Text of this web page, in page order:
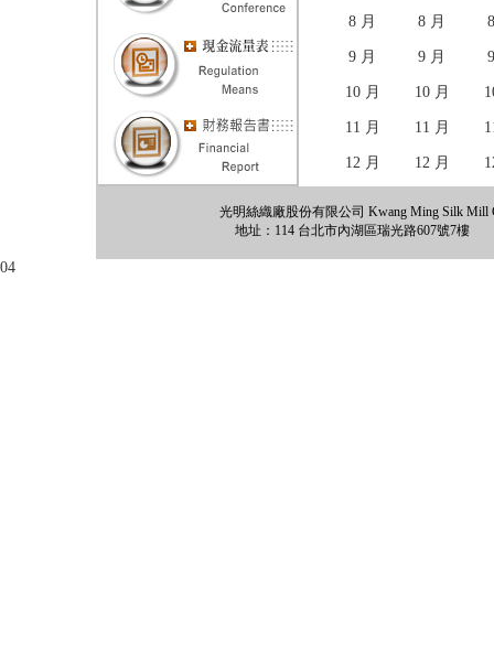
8 月 8 月
9 月 9 月
10 月 10 月
11 月 11 月
12 月 12 月
光明絲織廠股份有限公司 Kwang Ming Silk Mill
地址：114 台北市內湖區瑞光路607
04